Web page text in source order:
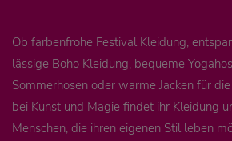
Ob farbenfrohe Festival Kleidung,
lässige Boho Kleidung, bequeme
Sommerhosen oder warme Jacken für
bei Kunst und Magie findet ihr Kleidung
Menschen, die ihren eigenen Stil leben